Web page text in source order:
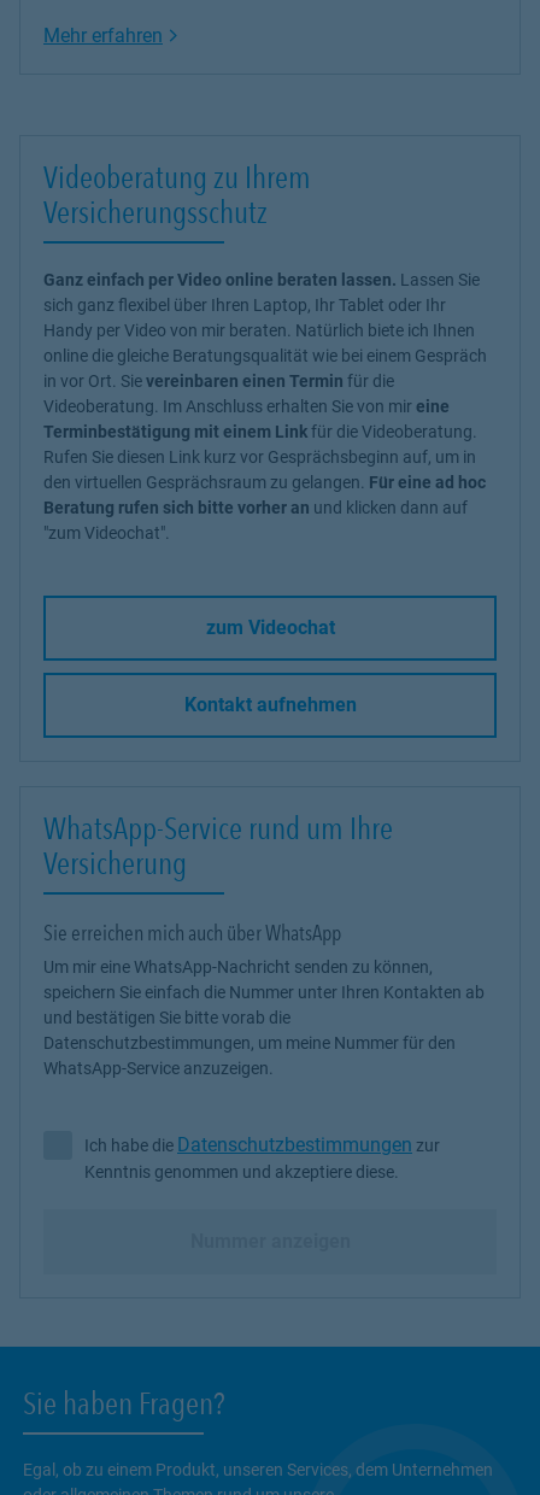
Mehr erfahren Link Opens in New Tab
Videoberatung zu Ihrem
Versicherungsschutz
Ganz einfach per Video online beraten lassen. Lassen Sie
sich ganz flexibel über Ihren Laptop, Ihr Tablet oder Ihr
Handy per Video von mir beraten. Natürlich biete ich Ihnen
online die gleiche Beratungsqualität wie bei einem Gespräch
in vor Ort. Sievereinbaren einen Termin für die
Videoberatung. Im Anschluss erhalten Sie von mireine
Terminbestätigung mit einem Linkfür die Videoberatung.
Rufen Sie diesen Link kurz vor Gesprächsbeginn auf, um in
den virtuellen Gesprächsraum zu gelangen. Für eine ad hoc
Beratung rufen sich bitte vorher an und klicken dann auf
"zum Videochat".
zum Videochat
Kontakt aufnehmen
WhatsApp-Service rund um Ihre
Versicherung
Sie erreichen mich auch über WhatsApp
Um mir eine WhatsApp-Nachricht senden zu können,
speichern Sie einfach die Nummer unter Ihren Kontakten ab
und bestätigen Sie bitte vorab die
Datenschutzbestimmungen, um meine Nummer für den
WhatsApp-Service anzuzeigen.
Ich habe die Datenschutzbestimmungen zur Kenntnis
Ich habe die Datenschutzbestimmungen zur
Kenntnis genommen und akzeptiere diese.
Sie haben Fragen?
Egal, ob zu einem Produkt, unseren Services, dem Unternehmen